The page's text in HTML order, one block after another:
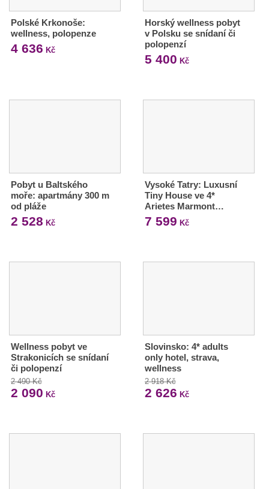
Polské Krkonoše:
wellness, polopenze
4 636 Kč
Horský wellness pobyt
v Polsku se snídaní či
polopenzí
5 400 Kč
Pobyt u Baltského
moře: apartmány 300 m
od pláže
2 528 Kč
Vysoké Tatry: Luxusní
Tiny House ve 4*
Arietes Marmont…
7 599 Kč
Wellness pobyt ve
Strakonicích se snídaní
či polopenzí
2 490 Kč
2 090 Kč
Slovinsko: 4* adults
only hotel, strava,
wellness
2 918 Kč
2 626 Kč